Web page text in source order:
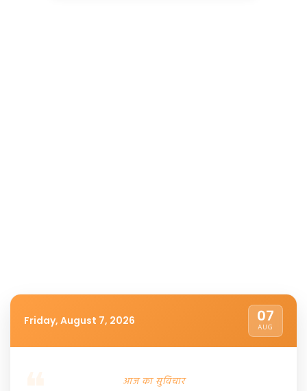
Friday, August 7, 2026 07
AUG
आज का सुविचार